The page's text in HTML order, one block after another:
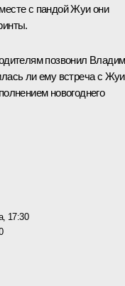
с пандой Жуи они
позвонил
ли ему встреча с
новогоднего
17:30